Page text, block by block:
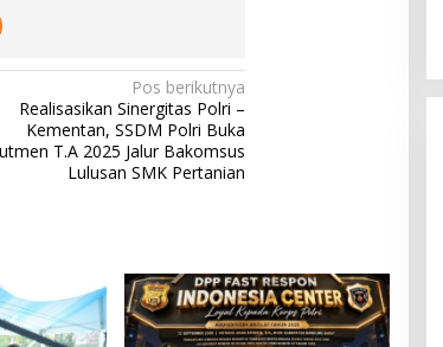
Pos berikutnya
Realisasikan Sinergitas Polri –
Kementan, SSDM Polri Buka
T.A 2025 Jalur Bakomsus
Lulusan SMK Pertanian